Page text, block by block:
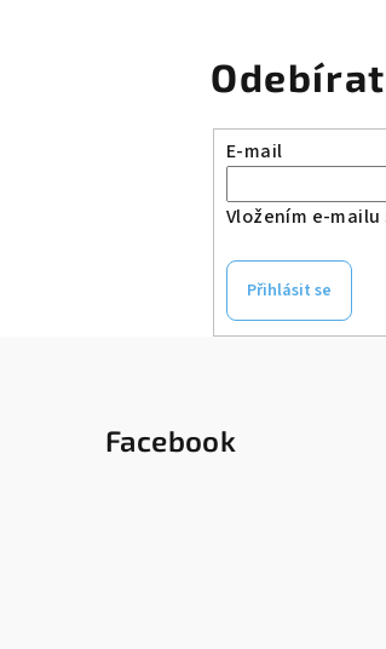
E-mail
Vložením e-
Přihlásit se
Facebook